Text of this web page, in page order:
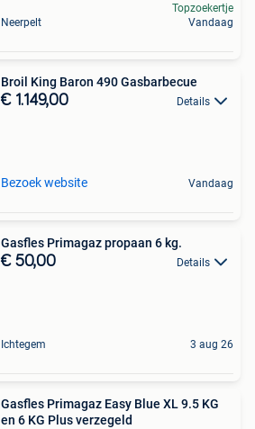
Neerpelt
Topzoekertje
Vandaag
Broil King Baron 490 Gasbarbecue
€ 1.149,00 Details
Bezoek website Vandaag
Gasfles Primagaz propaan 6 kg.
€ 50,00 Details
Ichtegem 3 aug 26
Gasfles Primagaz Easy Blue XL 9.5 KG
en 6 KG Plus verzegeld